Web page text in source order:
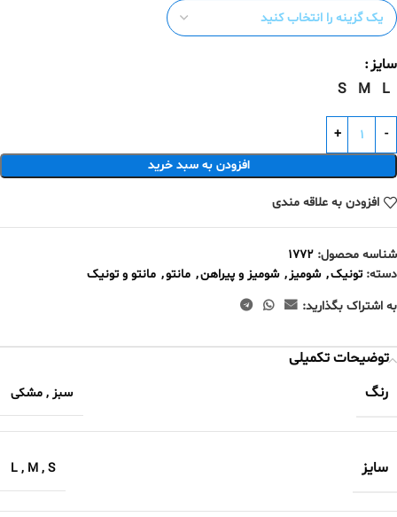
سایز
L
M
S
افزودن به سبد خرید
افزودن به علاقه مندی
شناسه محصول: ۱۷۷۲
دسته: تونیک, شومیز, شومیز و پیراهن, مانتو, مانتو و تونیک
به اشتراک بگذارید:
توضیحات تکمیلی
رنگ
سبز , مشکی
سایز L , M , S